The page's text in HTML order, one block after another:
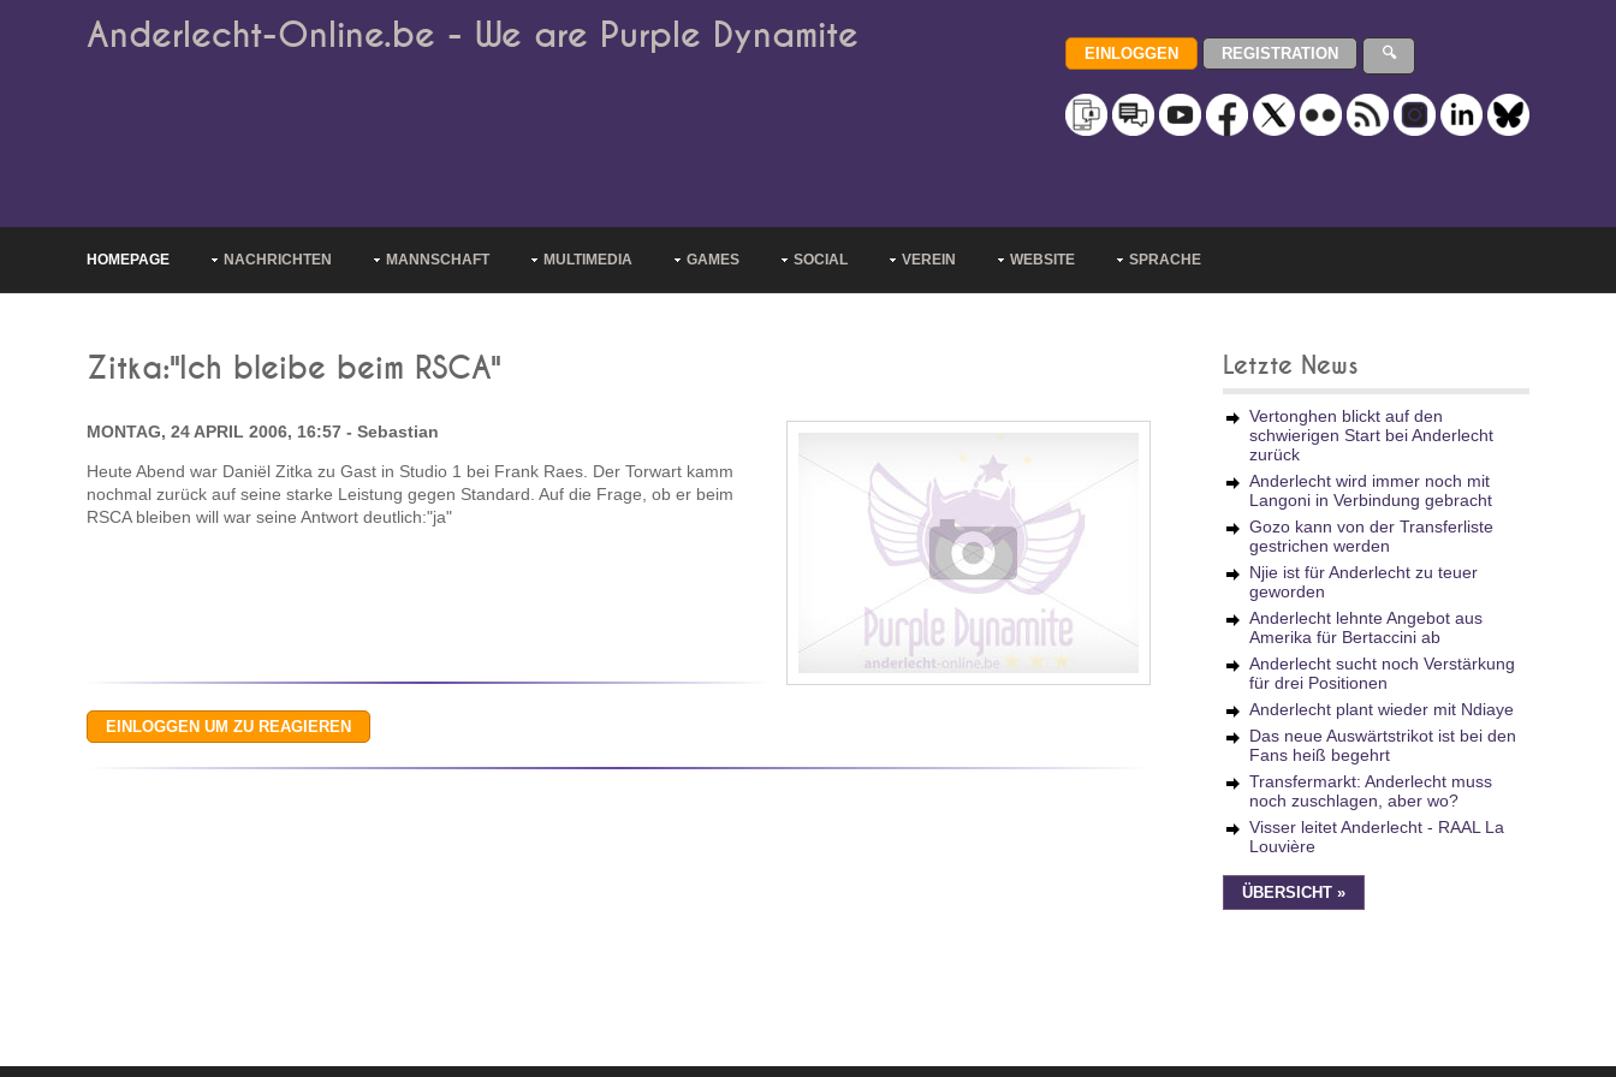
Anderlecht-Online.be - We are Purple Dynamite
HOMEPAGE NACHRICHTEN MANNSCHAFT MULTIMEDIA GAMES SOCIAL VEREIN WEBSITE SPRACHE
Zitka:"Ich bleibe beim RSCA"
MONTAG, 24 APRIL 2006, 16:57 - Sebastian
Heute Abend war Daniël Zitka zu Gast in Studio 1 bei Frank Raes. Der Torwart kamm
nochmal zurück auf seine starke Leistung gegen Standard. Auf die Frage, ob er beim
RSCA bleiben will war seine Antwort deutlich:"ja"
Letzte News
Vertonghen blickt auf den
schwierigen Start bei Anderlecht
zurück
Anderlecht wird immer noch mit
Langoni in Verbindung gebracht
Gozo kann von der Transferliste
gestrichen werden
Njie ist für Anderlecht zu teuer
geworden
Anderlecht lehnte Angebot aus
Amerika für Bertaccini ab
Anderlecht sucht noch Verstärkung
für drei Positionen
Anderlecht plant wieder mit Ndiaye
Das neue Auswärtstrikot ist bei den
Fans heiß begehrt
Transfermarkt: Anderlecht muss
noch zuschlagen, aber wo?
Visser leitet Anderlecht - RAAL La
Louvière
ÜBERSICHT »